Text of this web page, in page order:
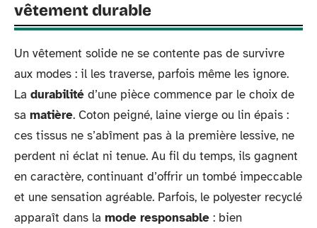
vêtement durable
Un vêtement solide ne se contente pas de survivre
aux modes : il les traverse, parfois même les ignore.
La durabilité d’une pièce commence par le choix de
sa matière. Coton peigné, laine vierge ou lin épais :
ces tissus ne s’abîment pas à la première lessive, ne
perdent ni éclat ni tenue. Au fil du temps, ils gagnent
en caractère, continuant d’offrir un tombé impeccable
et une sensation agréable. Parfois, le polyester recyclé
apparaît dans la mode responsable : bien